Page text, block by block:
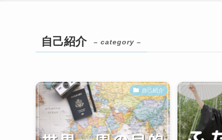
自己紹介 – category –
自己紹介